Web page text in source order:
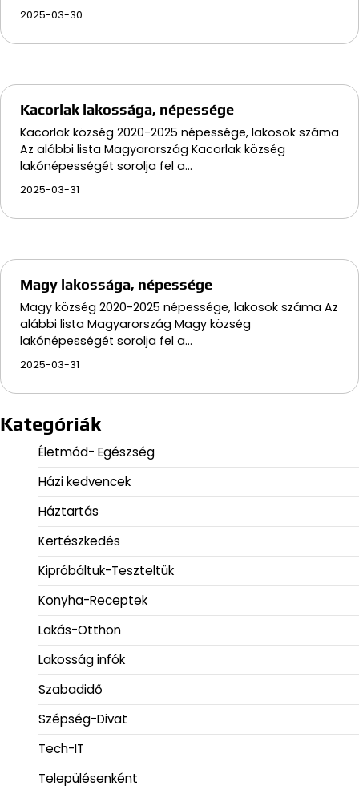
2025-03-30
Kacorlak lakossága, népessége
Kacorlak község 2020-2025 népessége, lakosok száma
Az alábbi lista Magyarország Kacorlak község
lakónépességét sorolja fel a…
2025-03-31
Magy lakossága, népessége
Magy község 2020-2025 népessége, lakosok száma Az
alábbi lista Magyarország Magy község
lakónépességét sorolja fel a…
2025-03-31
Kategóriák
Életmód- Egészség
Házi kedvencek
Háztartás
Kertészkedés
Kipróbáltuk-Teszteltük
Konyha-Receptek
Lakás-Otthon
Lakosság infók
Szabadidő
Szépség-Divat
Tech-IT
Településenként